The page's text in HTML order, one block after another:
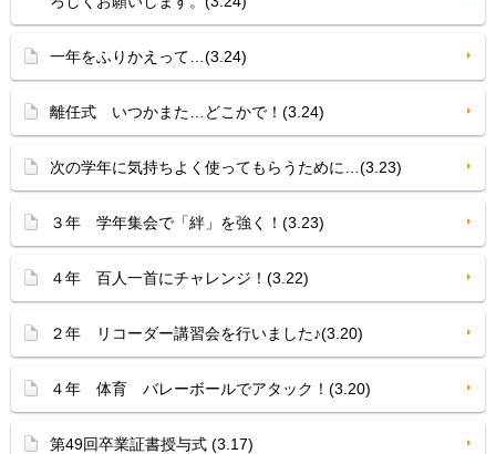
一年をふりかえって…(3.24)
離任式 いつかまた…どこかで！(3.24)
次の学年に気持ちよく使ってもらうために…(3.23)
３年 学年集会で「絆」を強く！(3.23)
４年 百人一首にチャレンジ！(3.22)
２年 リコーダー講習会を行いました♪(3.20)
４年 体育 バレーボールでアタック！(3.20)
第49回卒業証書授与式 (3.17)